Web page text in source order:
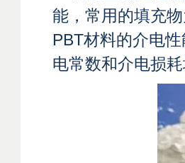
能，常用的填充
PBT材料的介电
电常数和介电损